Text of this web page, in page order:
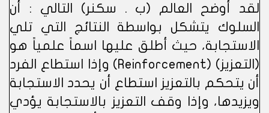
لقد أوضح العالم (ب . سكنر) التالي : أن
السلوك يتشكل بواسطة النتائج التي تلي
الاستجابة، حيث أطلق عليها اسماً علمياً هو
(التعزيز) (Reinforcement) وإذا استطاع الفرد
أن يتحكم بالتعزيز استطاع أن يحدد الاستجابة
ويزيدها، وإذا وقف التعزيز بالاستجابة يؤدي